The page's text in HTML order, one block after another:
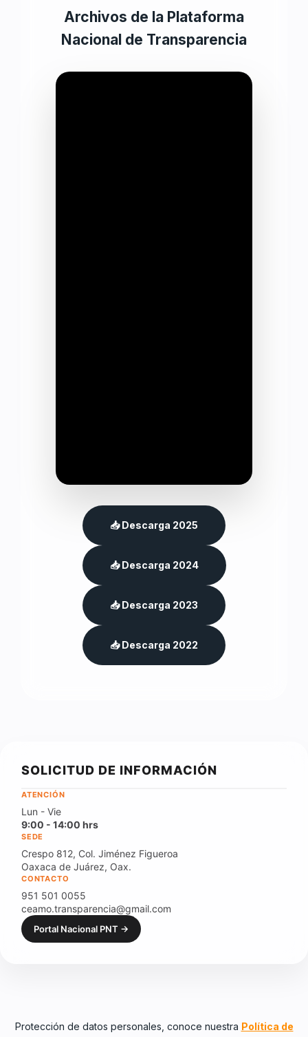
Archivos de la Plataforma
Nacional de Transparencia
📥 Descarga 2025
📥 Descarga 2024
📥 Descarga 2023
📥 Descarga 2022
SOLICITUD DE INFORMACIÓN
ATENCIÓN
Lun - Vie
9:00 - 14:00 hrs
SEDE
Crespo 812, Col. Jiménez Figueroa
Oaxaca de Juárez, Oax.
CONTACTO
951 501 0055
ceamo.transparencia@gmail.com
Portal Nacional PNT →
Protección de datos personales, conoce nuestra Política de